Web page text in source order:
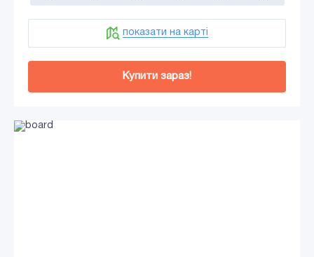
показати на карті
Купити зараз!